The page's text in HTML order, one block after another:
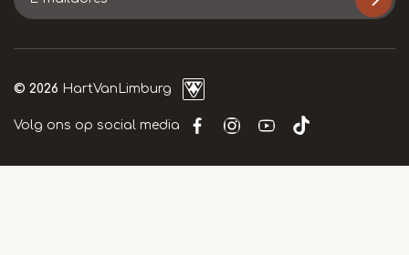
mailadres
© 2026 HartVanLimburg
Volg ons op social media